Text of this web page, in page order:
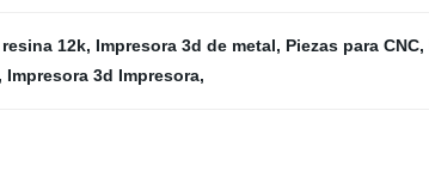
12k, Impresora 3d de metal, Piezas para CNC,
, Impresora 3d Impresora,